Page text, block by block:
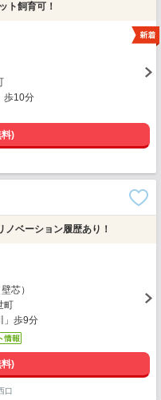
ト飼育可！
歩10分
料)
ベーション履歴あり！
芯）
町
」歩9分
料)
口